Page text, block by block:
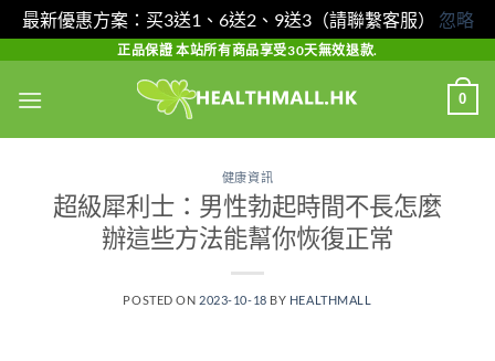
最新優惠方案：买3送1、6送2、9送3（請聯繫客服） 忽略
content
正品保證 本站所有商品享受30天無效退款.
0
健康資訊
超級犀利士：男性勃起時間不長怎麼
辦這些方法能幫你恢復正常
POSTED ON 2023-10-18 BY HEALTHMALL